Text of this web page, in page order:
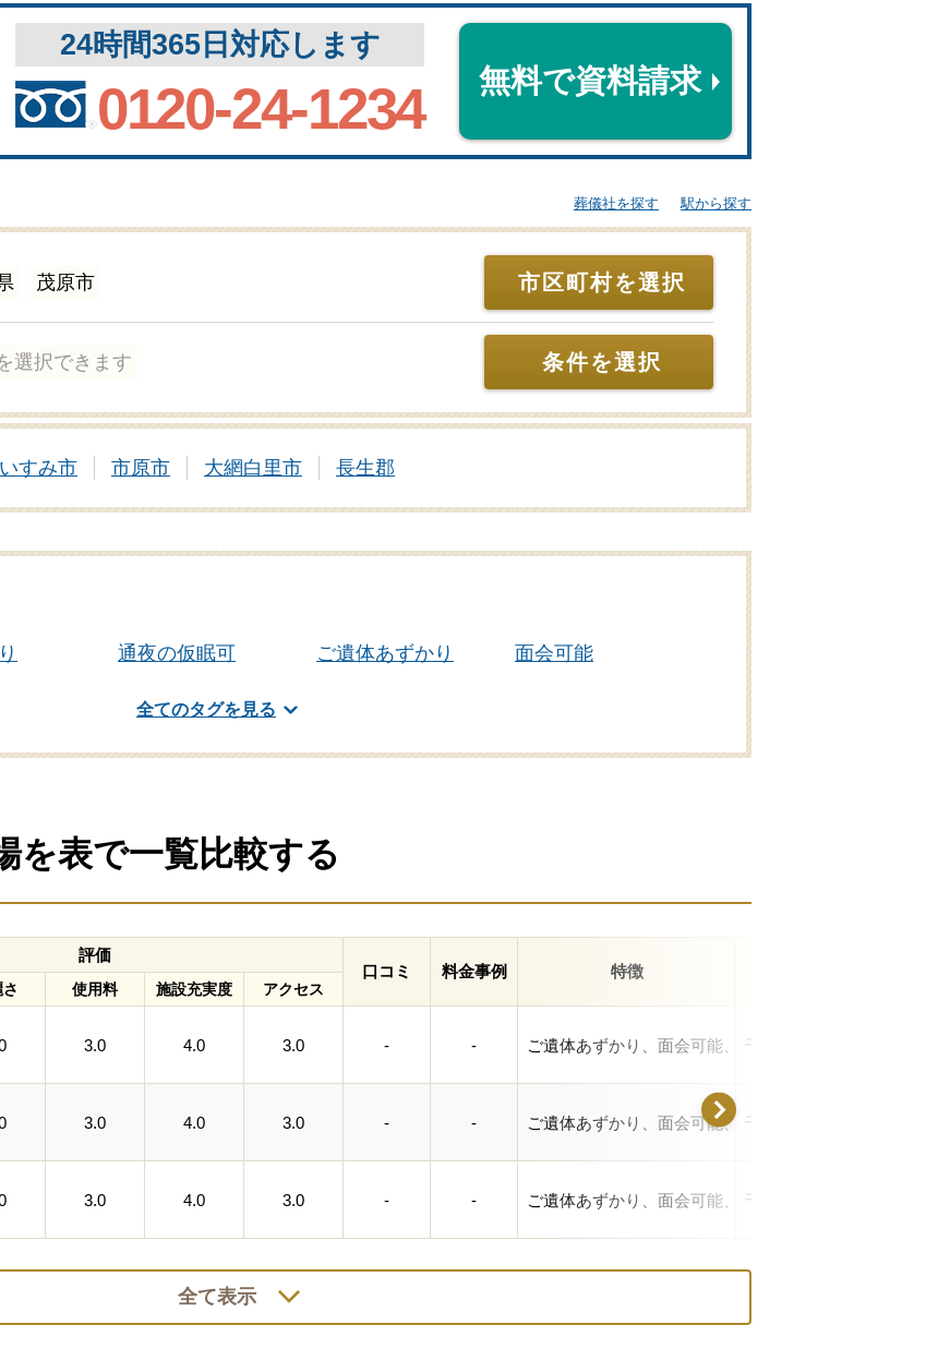
24時間365日対応します
0120-24-1234 無料で資料請求
葬儀社を探す 駅から探す
茂原市 市区町村を選択
選択できます 条件を選択
いすみ市 市原市 大網白里市 長生郡
通夜の仮眠可 ご遺体あずかり 面会可能
式場あり
全てのタグを見る
を表で一覧比較する
評価
口コミ
料金事例 特徴
使用料 施設充実度 アクセス
3.0 4.0 3.0 - - ご遺体あずかり、面会可能、通夜の仮眠可、浴室あり、
千葉県茂原市高師2160-9
3.0 4.0 3.0 - - ご遺体あずかり、面会可能、通夜の仮眠可、浴室あり、
千葉県茂原市網島829-1
3.0 4.0 3.0 - - ご遺体あずかり、面会可能、通夜の仮眠可、浴室あり、
千葉県茂原市網島829-1
全て表示